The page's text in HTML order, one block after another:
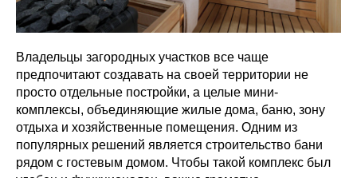
Владельцы загородных участков все чаще
предпочитают создавать на своей территории не
просто отдельные постройки, а целые мини-
комплексы, объединяющие жилые дома, баню, зону
отдыха и хозяйственные помещения. Одним из
популярных решений является строительство бани
рядом с гостевым домом. Чтобы такой комплекс был